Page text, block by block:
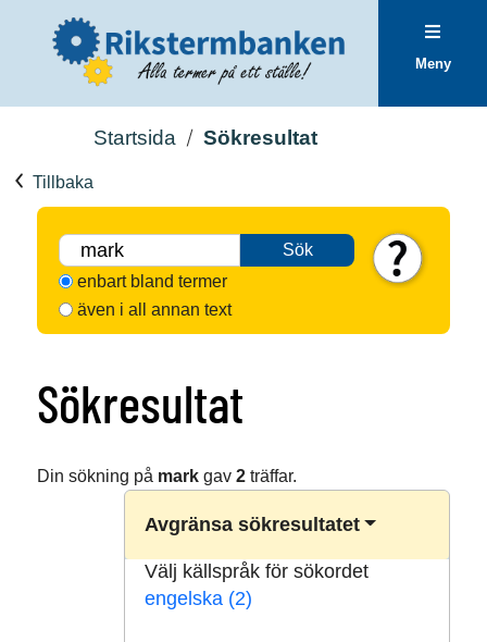
Meny
Startsida Sökresultat
Tillbaka
Sök
enbart bland termer
även i all annan text
Sökresultat
Din sökning på markgav 2träffar.
Avgränsa sökresultatet
Välj källspråk för sökordet
engelska (2)